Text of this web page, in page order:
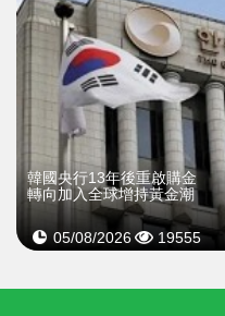
韓國央行13年後重啟購金
轉向加入全球增持黃金潮
05/08/2026 19555